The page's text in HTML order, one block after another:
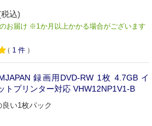
込)
お届け ※1か月以上かかる場合がございます
（ 1 件 ）
録画用DVD-RW 1枚 4.7GB イ
トプリンター対応 VHW12NP1V1-B
い1枚パック